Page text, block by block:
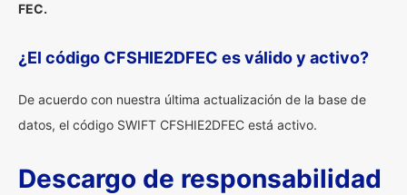
FEC.
¿El código CFSHIE2DFEC es válido y activo?
De acuerdo con nuestra última actualización de la base de
datos, el código SWIFT CFSHIE2DFEC está activo.
Descargo de responsabilidad